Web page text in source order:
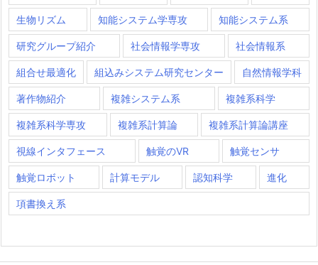
生物リズム 知能システム学専攻 知能システム系
研究グループ紹介 社会情報学専攻 社会情報系
組合せ最適化 組込みシステム研究センター 自然情報学科
著作物紹介 複雑システム系 複雑系科学
複雑系科学専攻 複雑系計算論 複雑系計算論講座
視線インタフェース 触覚のVR 触覚センサ
触覚ロボット 計算モデル 認知科学 進化
項書換え系